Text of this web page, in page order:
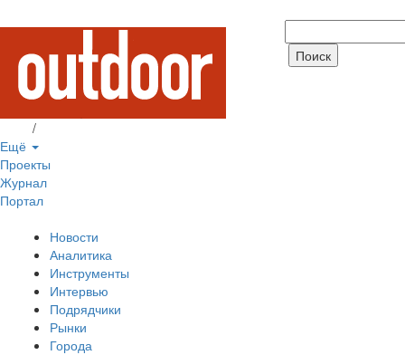
/
Ещё
Проекты
Журнал
Портал
Новости
Аналитика
Инструменты
Интервью
Подрядчики
Рынки
Города